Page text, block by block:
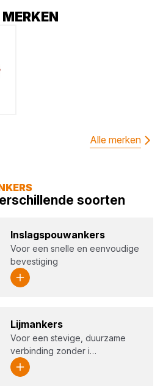
Alle merken
soorten
Inslagspouw­an­kers
Voor een snelle en eenvoudige
bevestiging
Lijm­an­kers
Voor een stevige, duurzame
verbinding zonder i…